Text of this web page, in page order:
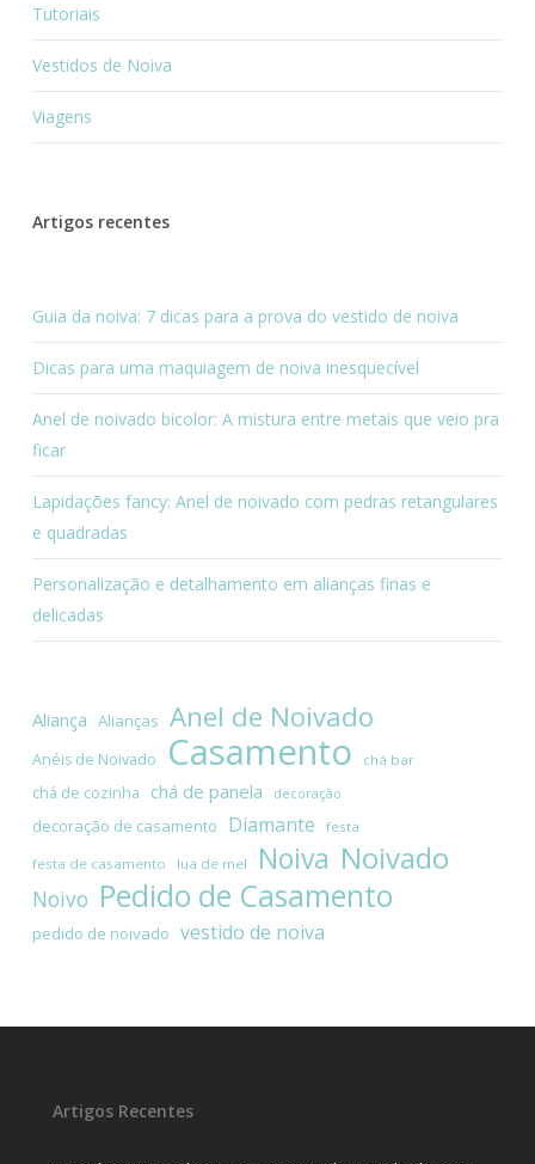
Tutoriais
Vestidos de Noiva
Viagens
Artigos recentes
Guia da noiva: 7 dicas para a prova do vestido de noiva
Dicas para uma maquiagem de noiva inesquecível
Anel de noivado bicolor: A mistura entre metais que veio pra
ficar
Lapidações fancy: Anel de noivado com pedras retangulares
e quadradas
Personalização e detalhamento em alianças finas e
delicadas
Aliança Alianças Anel de Noivado
Anéis de Noivado Casamento chá bar
chá de cozinha chá de panela decoração
decoração de casamento Diamante festa
festa de casamento lua de mel Noiva Noivado
Noivo Pedido de Casamento
pedido de noivado vestido de noiva
Artigos Recentes